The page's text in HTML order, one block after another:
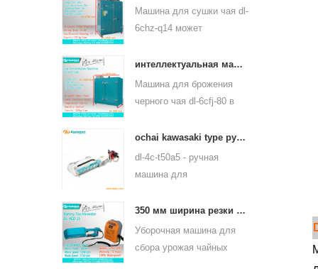
листа может
использоваться для
Машина для сушки чая dl-
6chz-q14 может
природный газ и
электрический, может
сушить все виды чая,
интеллектуальная машина для ферментации черного чая 6cfj-80
Машина для брожения
черного чая dl-6cfj-80 в
для обработки черного
чая, пусть черный чай
ochai kawasaki type ручной сборщик листьев чая 4c-t50a5
dl-4c-t50a5 - ручная
машина для
листьев от одного
человека Ширина реза -
450 мм, 500 мм, 600 мм,
350 мм ширина резки электрическим аккумулятором чай листового чая щипцы машина 4cd-35
Уборочная машина для
сбора урожая чайных